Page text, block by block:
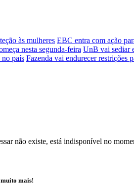
às mulheres EBC entra com ação
nesta segunda-feira UnB vai sediar
no país Fazenda vai endurecer restrições
não existe, está indisponível no
mais!